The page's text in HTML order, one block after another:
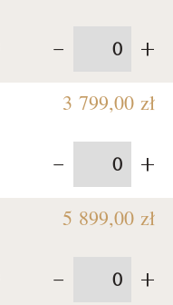
- +
3 799,00 zł
- +
5 899,00 zł
- +